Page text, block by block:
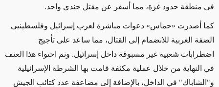
في منطقة حدود غزة، مما أسفر عن مقتل جندي واحد.
كما أصدرت «حماس» دعوات مباشرة لعرب إسرائيل وفلسطينيي
الضفة الغربية للانضمام إلى القتال، مما ساعد على تأجيج
اضطرابات شعبية غير مسبوقة داخل إسرائيل. وتم
احتواء هذا العنف
في النهاية من خلال عملية مكثفة قامت بها الشرطة الإسرائيلية
و"الشاباك" في الداخل، بالإضافة إلى مضاعفة عدد كتائب الجيش